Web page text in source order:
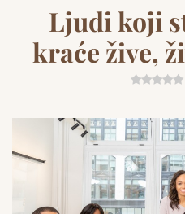
Ljudi koji
kraće žive,